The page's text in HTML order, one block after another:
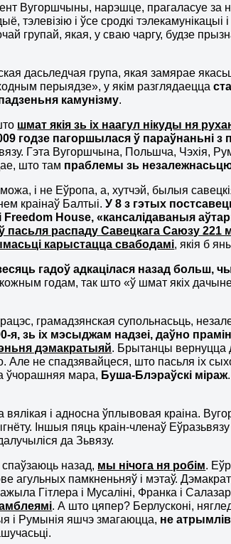
Вугоршчыны, нарэшце, прагаласуе
тэлевізію і ўсе сродкі тэлекамунікацыі і
групай, якая, у сваю чаргу, будзе
дасьледчая група, якая замярае
перыядзе», у якім разглядаецца
камунізму.
шмат якія зь іх наагул нікуды ня
годзе пагоршылася ў параўнаньні з
Гэта Вугоршчына, Польшча, Чэхія,
што там праблемы зь
і не Еўропа, а, хутчэй, былыя
краінаў Балтыі.У 8 з гэтых
Freedom House, «кансалідаваныя
пасьля распаду Савецкага Саюзу 221
карыстацца свабодамі, якія б
гадоў адкацілася назад больш,
годам, так што «ў шмат якіх
грамадзянская супольнасьць,
я, зь іх мэсыджам надзеі, даўно
дэмакратыяй. Брытанцы вернуцца
Але не спадзявайцеся, што пасьля іх
ўчорашняя мара, Буша-Блэраўскі міраж
вялікая і адносна ўплывовая краіна.
Іншыя пяць краін-членаў
да Зьвязу.
назад, мы нічога ня робім.
агульных памкненьняў і мэтаў.
Гітлера і Мусаліні, Франка і
. А што цяпер? Берлусконі,
і Румынія яшчэ змагаюцца, не